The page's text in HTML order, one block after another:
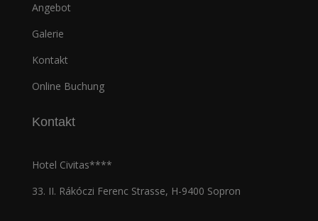
Angebot
Galerie
Kontakt
Online Buchung
Kontakt
Hotel Civitas****
33. II. Rákóczi Ferenc Strasse, H-9400 Sopron